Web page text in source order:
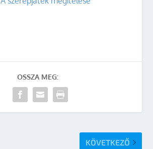
OSSZA MEG:
KÖVETKEZŐ